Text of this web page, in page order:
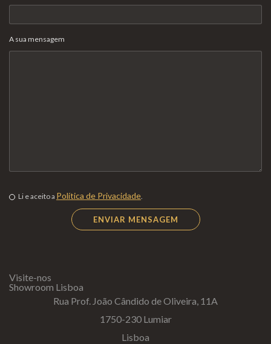
A sua mensagem
Li e aceito a Política de Privacidade.
Visite-nos
Showroom Lisboa
Rua Prof. João Cândido de Oliveira, 11A
1750-230 Lumiar
Lisboa